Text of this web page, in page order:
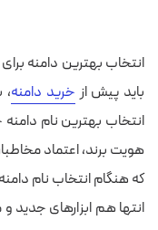
انتخاب بهترین دامنه
باید پیش از خرید دامنه،
انتخاب بهترین نام
هویت برند، اعتماد
که هنگام انتخاب نام
انتها هم ابزارهای